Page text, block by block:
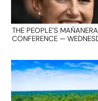
THE PEOPLE’S
CONFERENCE —